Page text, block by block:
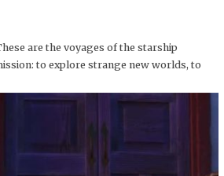
are the voyages of the starship
to explore strange new worlds, to